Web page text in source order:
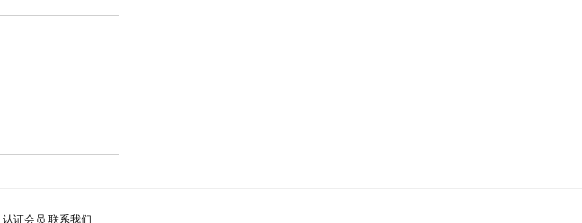
认证会员 联系我们